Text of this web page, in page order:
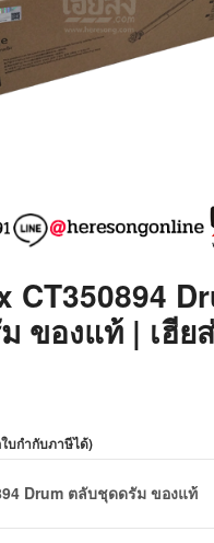
CT350894
ของแท้ | เฮีย
บกำกับภาษีได้)
Drum ตลับชุดดรัม ของแท้